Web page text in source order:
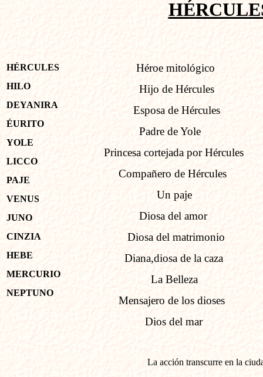
HÉRCULES
HILO
DEYANIRA
ÉURITO
YOLE
LICCO
PAJE
VENUS
JUNO
CINZIA
HEBE
MERCURIO
NEPTUNO
Héroe mitológico
Hijo de Hércules
Esposa de Hércules
Padre de Yole
Princesa cortejada por Hércules
Compañero de Hércules
Un paje
Diosa del amor
Diosa del matrimonio
Diana,diosa de la caza
La Belleza
Mensajero de los dioses
Dios del mar
La acción transcurre en la